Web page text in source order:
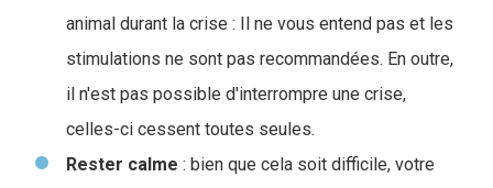
animal durant la crise : Il ne vous entend pas et les
stimulations ne sont pas recommandées. En outre,
il n'est pas possible d'interrompre une crise,
celles-ci cessent toutes seules.
Rester calme : bien que cela soit difficile, votre